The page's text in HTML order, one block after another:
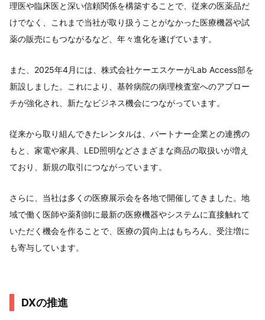
理医や臨床医と深い信頼関係を構築することで、従来の医薬品だ
けでなく、これまで当社が取り扱うことがなかった医療機器や試
薬の販売にもつながるなど、年々進化を遂げています。
また、2025年4月には、株式会社ケーエスケーがLab Access部を
新設しました。これにより、基幹病院の病理検査室へのアプロー
チが強化され、新たなビジネス機会につながっています。
従来から取り組んできたレンタルは、パートナー企業との連携の
もと、家電や家具、LED照明などさまざまな商品の取扱いが増え
ており、新規の取引につながっています。
さらに、当社は多くの医療展示会を各地で開催してきました。地
域で働く医師や薬剤師に最新の医療機器やシステムに直接触れて
いただく機会を作ることで、医療の質向上はもちろん、受注増に
も寄与しています。
DXの推進